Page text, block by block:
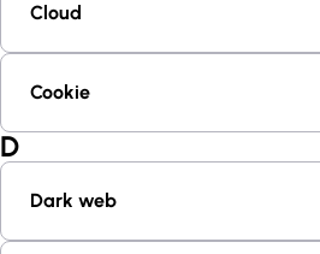
Cloud
Cookie
D
Dark web